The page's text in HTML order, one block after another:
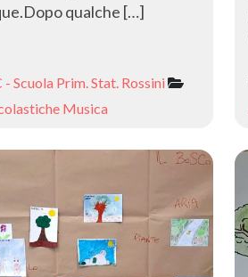
qualche […]
- Scuola Prim. Stat. Rossini
Musica